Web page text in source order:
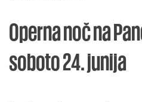
Operna noč na
soboto 24. junija